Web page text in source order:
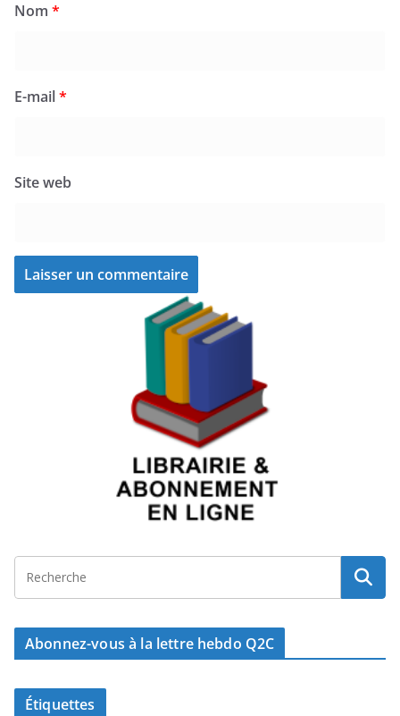
Nom *
E-mail*
Site web
Abonnez-vous à la lettre hebdo Q2C
Étiquettes